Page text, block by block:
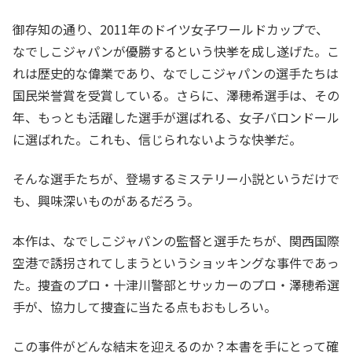
御存知の通り、2011年のドイツ女子ワールドカップで、
なでしこジャパンが優勝するという快挙を成し遂げた。こ
れは歴史的な偉業であり、なでしこジャパンの選手たちは
国民栄誉賞を受賞している。さらに、澤穂希選手は、その
年、もっとも活躍した選手が選ばれる、女子バロンドール
に選ばれた。これも、信じられないような快挙だ。
そんな選手たちが、登場するミステリー小説というだけで
も、興味深いものがあるだろう。
本作は、なでしこジャパンの監督と選手たちが、関西国際
空港で誘拐されてしまうというショッキングな事件であっ
た。捜査のプロ・十津川警部とサッカーのプロ・澤穂希選
手が、協力して捜査に当たる点もおもしろい。
この事件がどんな結末を迎えるのか？本書を手にとって確